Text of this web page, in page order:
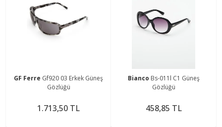
GF Ferre Gf920 03 Erkek Güneş
Gözlüğü
1.713,50 TL
Bianco Bs-011l C1 Güneş
Gözlüğü
458,85 TL